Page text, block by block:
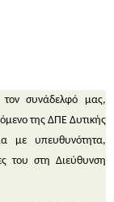
συνάδελφό μας,
της ΔΠΕ Δυτικής
με υπευθυνότητα,
του στη Διεύθυνση